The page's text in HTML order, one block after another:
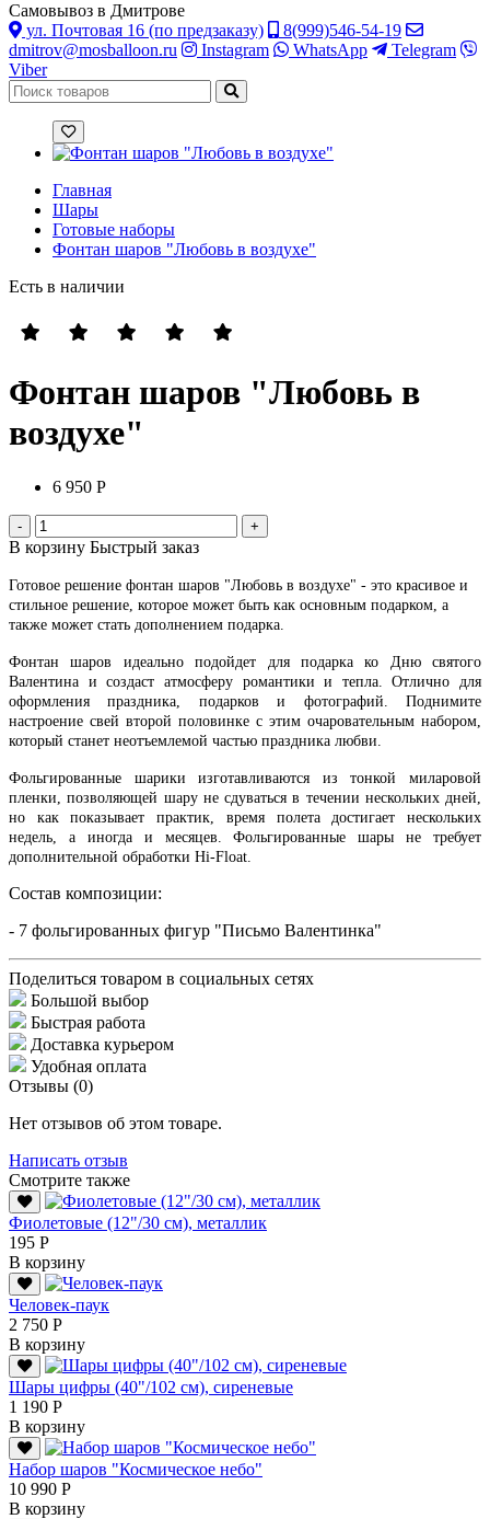
Самовывоз в Дмитрове
ул. Почтовая 16 (по предзаказу)
8(999)546-54-19
dmitrov@mosballoon.ru
Instagram WhatsApp
Telegram
Viber
Главная
Шары
Готовые наборы
Фонтан шаров "Любовь в воздухе"
Есть в наличии
Фонтан шаров "Любовь в
воздухе"
6 950 Р
В корзину Быстрый заказ
Готовое решение фонтан шаров "Любовь в воздухе" - это красивое и
стильное решение, которое может быть как основным подарком, а
также может стать дополнением подарка.
Фонтан шаров идеально подойдет для подарка ко Дню святого
Валентина и создаст атмосферу романтики и тепла. Отлично для
оформления праздника, подарков и фотографий. Поднимите
настроение свей второй половинке с этим очаровательным набором,
который станет неотъемлемой частью праздника любви.
Фольгированные шарики изготавливаются из тонкой миларовой
пленки, позволяющей шару не сдуваться в течении нескольких дней,
но как показывает практик, время полета достигает нескольких
недель, а иногда и месяцев. Фольгированные шары не требует
дополнительной обработки Hi-Float.
Состав композиции:
- 7 фольгированных фигур "Письмо Валентинка"
Поделиться товаром в социальных сетях
Большой выбор
Быстрая работа
Доставка курьером
Удобная оплата
Отзывы (0)
Нет отзывов об этом товаре.
Написать отзыв
Смотрите также
Фиолетовые (12"/30 см), металлик
195 Р
В корзину
Человек-паук
2 750 Р
В корзину
Шары цифры (40"/102 см), сиреневые
1 190 Р
В корзину
Набор шаров "Космическое небо"
10 990 Р
В корзину